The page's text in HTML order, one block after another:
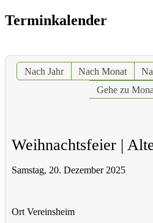
Terminkalender
Nach Jahr Nach Monat
Gehe zu
Weihnachtsfeier |
Samstag, 20. Dezember 2025
Ort Vereinsheim